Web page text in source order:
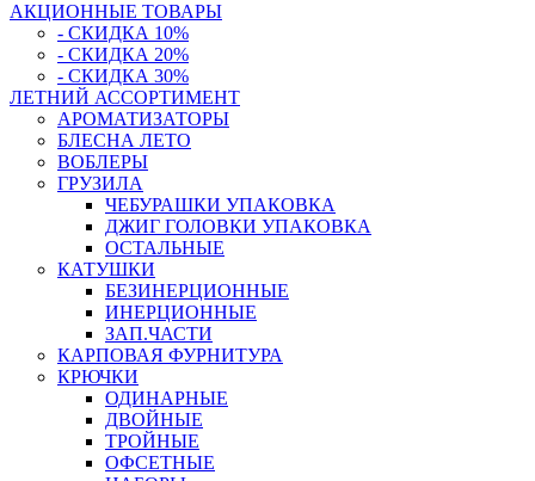
АКЦИОННЫЕ ТОВАРЫ
- СКИДКА 10%
- СКИДКА 20%
- СКИДКА 30%
ЛЕТНИЙ АССОРТИМЕНТ
АРОМАТИЗАТОРЫ
БЛЕСНА ЛЕТО
ВОБЛЕРЫ
ГРУЗИЛА
ЧЕБУРАШКИ УПАКОВКА
ДЖИГ ГОЛОВКИ УПАКОВКА
ОСТАЛЬНЫЕ
КАТУШКИ
БЕЗИНЕРЦИОННЫЕ
ИНЕРЦИОННЫЕ
ЗАП.ЧАСТИ
КАРПОВАЯ ФУРНИТУРА
КРЮЧКИ
ОДИНАРНЫЕ
ДВОЙНЫЕ
ТРОЙНЫЕ
ОФСЕТНЫЕ